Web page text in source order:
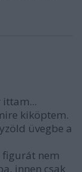
ittam...
kiköptem.
üvegbe a
figurát nem
innen csak